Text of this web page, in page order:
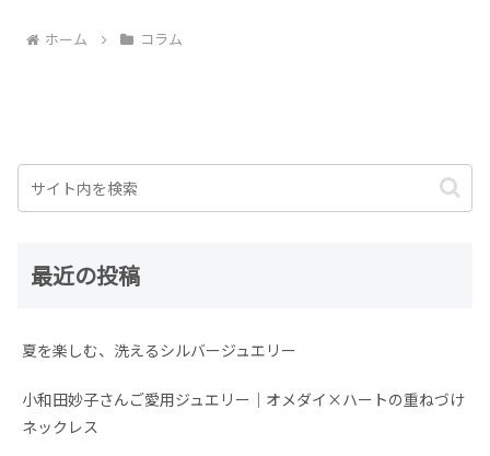
ホーム コラム
最近の投稿
夏を楽しむ、洗えるシルバージュエリー
小和田妙子さんご愛用ジュエリー｜オメダイ×ハートの重ねづけ
ネックレス